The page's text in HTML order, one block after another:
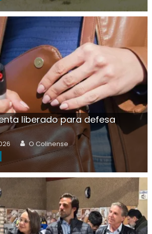
liberado para defesa
Author
O Colinense